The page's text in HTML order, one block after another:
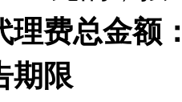
理费总金额
期限